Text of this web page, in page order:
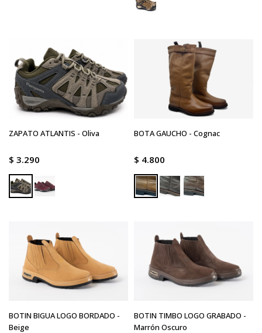
ZAPATO ATLANTIS - Oliva
$ 3.290
BOTA GAUCHO - Cognac
$ 4.800
BOTIN BIGUA LOGO BORDADO -
Beige
BOTIN TIMBO LOGO GRABADO -
Marrón Oscuro